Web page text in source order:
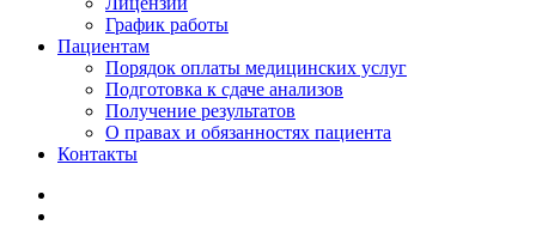
График работы
Пациентам
Порядок оплаты медицинских услуг
Подготовка к сдаче анализов
Получение результатов
О правах и обязанностях пациента
Контакты